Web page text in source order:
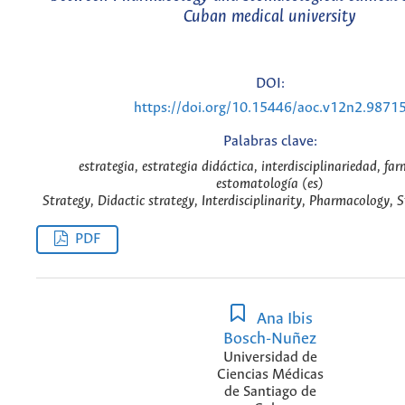
Cuban medical university
DOI:
https://doi.org/10.15446/
Palabras clave:
estrategia, estrategia didáctica, interdisciplinariedad,
estomatología (es)
Strategy, Didactic strategy, Interdisciplinarity, Pharmacology,
PDF
Ana Ibis
Bosch-Nuñez
Universidad de
Ciencias Médicas
de Santiago de